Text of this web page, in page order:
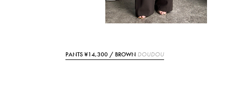
PANTS ¥14,300 / BROWN DOUDOU